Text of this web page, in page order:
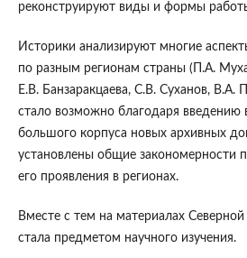
реконструируют виды и формы
Историки анализируют многие
по разным регионам страны (П.А.
Е.В. Банзаракцаева, С.В. Суханов, В.А.
стало возможно благодаря введению
большого корпуса новых архивных
установлены общие закономерности
его проявления в регионах.
Вместе с тем на материалах
стала предметом научного изучения.